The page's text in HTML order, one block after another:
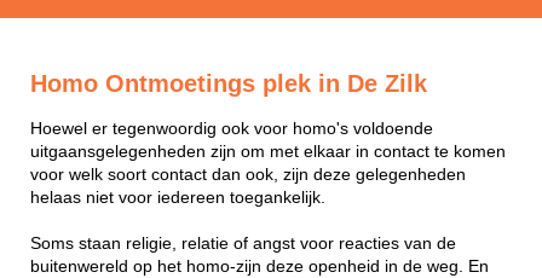
Homo Ontmoetings plek in De Zilk
Hoewel er tegenwoordig ook voor homo's voldoende
uitgaansgelegenheden zijn om met elkaar in contact te komen
voor welk soort contact dan ook, zijn deze gelegenheden
helaas niet voor iedereen toegankelijk.
Soms staan religie, relatie of angst voor reacties van de
buitenwereld op het homo-zijn deze openheid in de weg. En